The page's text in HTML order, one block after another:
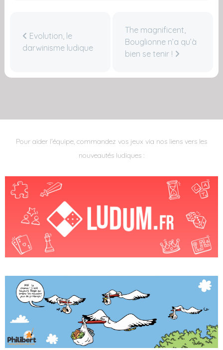
Evolution, le
darwinisme ludique
The magnificent,
Bouglionne n’a qu’à
bien se tenir !
Pour aider l'équipe, commandez vos jeux via nos liens vers les
nouveautés ludiques :